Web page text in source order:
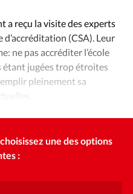
a reçu la visite des experts
(CSA). Leur
ne pas accréditer l’école
étant jugées trop étroites
pleinement sa
une des options
: